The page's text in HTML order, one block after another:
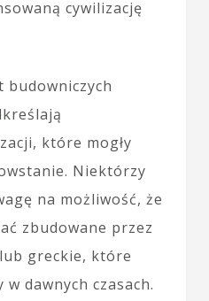
cywilizację
które mogły
Niektórzy
na możliwość, że
zbudowane przez
greckie, które
dawnych czasach.